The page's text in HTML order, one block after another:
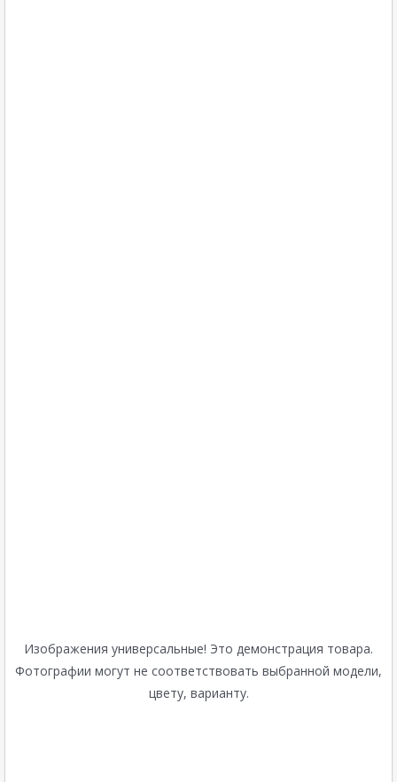
Изображения универсальные! Это демонстрация товара.
Фотографии могут не соответствовать выбранной модели,
цвету, варианту.